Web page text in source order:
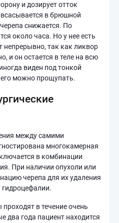
и дозирует отток
в брюшной
снижается. По
около часа. Но у нее есть
непрерывно, так как ликвор
и он остается в теле на всю
виден под тонкой
его можно прощупать.
между самими
многокамерная
в комбинации
При наличии опухоли или
черепа для их удаления
гидроцефалии.
в течение очень
два года пациент находится